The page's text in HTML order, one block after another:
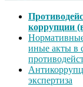
коррупции
иные акты в
экспертиза